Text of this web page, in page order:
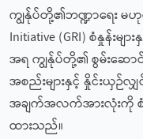
ကျွန်ုပ်တို့၏ဘဏ္ဍာရေး မ
Initiative (GRI) စံနှုန်း
အရ ကျွန်ုပ်တို့၏ စွမ်းဆော
အစည်းများနှင့် နှိုင်းယှ
အချက်အလက်အားလုံးကို စံ
ထားသည်။